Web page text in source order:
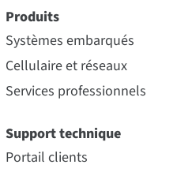
Produits
Systèmes embarqués
Cellulaire et réseaux
Services professionnels
Support technique
Portail clients